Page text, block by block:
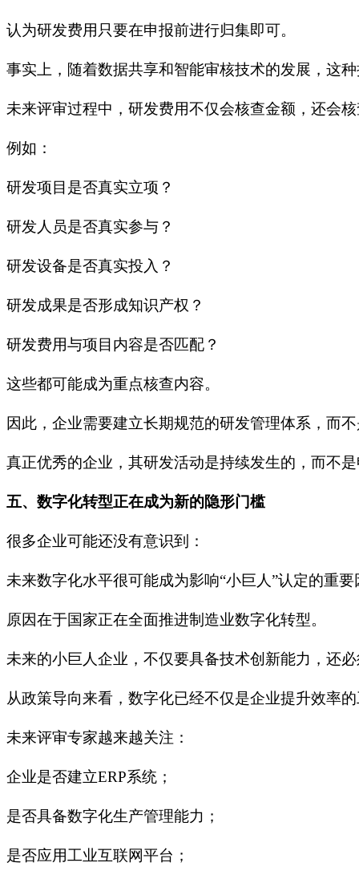
认为研发费用只要在申报前进行归集即可。
事实上，随着数据共享和智能审核技术的发展，这
未来评审过程中，研发费用不仅会核查金额，还会
例如：
研发项目是否真实立项？
研发人员是否真实参与？
研发设备是否真实投入？
研发成果是否形成知识产权？
研发费用与项目内容是否匹配？
这些都可能成为重点核查内容。
因此，企业需要建立长期规范的研发管理体系，而
真正优秀的企业，其研发活动是持续发生的，而不
五、数字化转型正在成为新的隐形门槛
很多企业可能还没有意识到：
未来数字化水平很可能成为影响“小巨人”认定的重要
原因在于国家正在全面推进制造业数字化转型。
未来的小巨人企业，不仅要具备技术创新能力，还
从政策导向来看，数字化已经不仅是企业提升效率
未来评审专家越来越关注：
企业是否建立ERP系统；
是否具备数字化生产管理能力；
是否应用工业互联网平台；